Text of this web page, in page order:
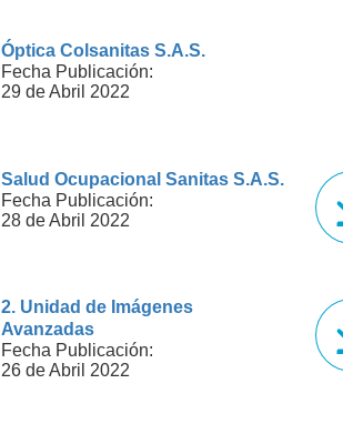
Óptica Colsanitas S.A.S.
Fecha Publicación:
29 de Abril 2022
Salud Ocupacional Sanitas S.A.S.
Fecha Publicación:
28 de Abril 2022
2. Unidad de Imágenes
Avanzadas
Fecha Publicación:
26 de Abril 2022